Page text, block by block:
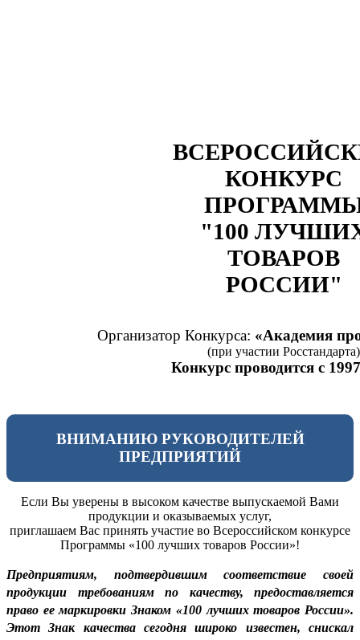
КОНКУРС
"100
ТОВАРОВ
РОССИИ"
Организатор Конкурса: «Академия
(при участии Росстандарта)
Конкурс проводится с
ВНИМАНИЮ РУКОВОДИТЕЛЕЙ
ПРЕДПРИЯТИЙ
Если Вы уверены в высоком качестве выпускаемой Вами
продукции и оказываемых услуг,
приглашаем Вас принять участие во Всероссийском конкурсе
Программы «100 лучших товаров России»!
Предприятиям, подтвердившим соответствие своей
продукции требованиям по качеству, предоставляется
право ее маркировки Знаком «100 лучших товаров России».
Этот Знак качества сегодня широко известен, снискал